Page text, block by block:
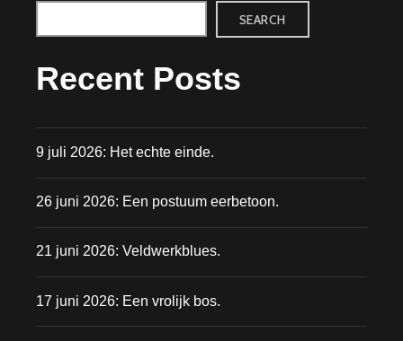
SEARCH
Recent Posts
9 juli 2026: Het echte einde.
26 juni 2026: Een postuum eerbetoon.
21 juni 2026: Veldwerkblues.
17 juni 2026: Een vrolijk bos.